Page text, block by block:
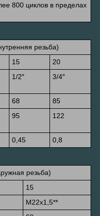
800 циклов в пределах
резьба)
15
20
1/2″ 3/4″
68
85
95 122
0,45 0,8
резьба)
15
М22х1,5**